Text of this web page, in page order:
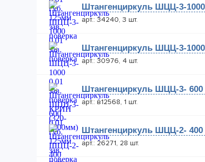
Штангенциркуль ШЦЦ-3-1000
арт.: 34240, 3 шт.
Штангенциркуль ШЦЦ-3-
арт.: 30976, 4 шт.
Штангенциркуль ШЦЦ-3- 600
арт.: в12568, 1 шт.
Штангенциркуль ШЦЦ-2- 400
арт.: 26271, 28 шт.